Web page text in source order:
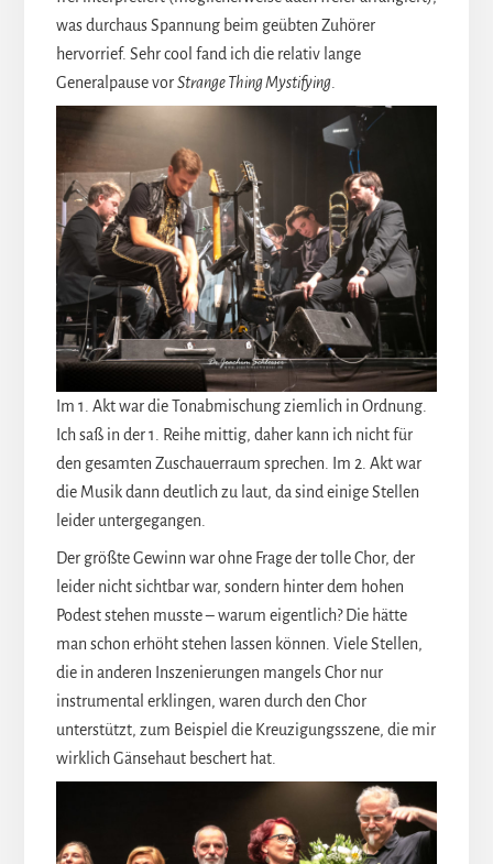
was durchaus Spannung beim geübten Zuhörer
hervorrief. Sehr cool fand ich die relativ lange
Generalpause vorStrange Thing Mystifying.
Im 1. Akt war die Tonabmischung ziemlich in Ordnung.
Ich saß in der 1. Reihe mittig, daher kann ich nicht für
den gesamten Zuschauerraum sprechen. Im 2. Akt war
die Musik dann deutlich zu laut, da sind einige Stellen
leider untergegangen.
Der größte Gewinn war ohne Frage der tolle Chor, der
leider nicht sichtbar war, sondern hinter dem hohen
Podest stehen musste – warum eigentlich? Die hätte
man schon erhöht stehen lassen können. Viele Stellen,
die in anderen Inszenierungen mangels Chor nur
instrumental erklingen, waren durch den Chor
unterstützt, zum Beispiel die Kreuzigungsszene, die mir
wirklich Gänsehaut beschert hat.